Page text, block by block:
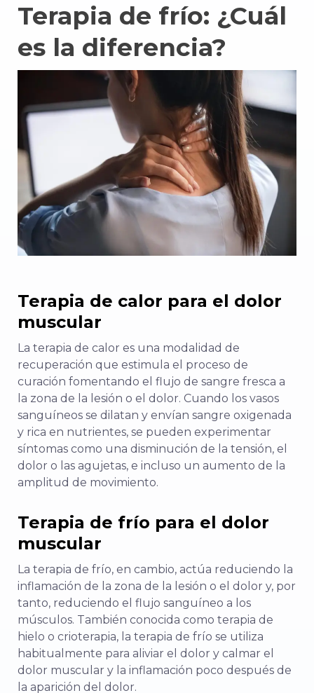
Terapia de frío: ¿Cuál
es la diferencia?
Terapia de calor para el dolor
muscular
La terapia de calor es una modalidad de
recuperación que estimula el proceso de
curación fomentando el flujo de sangre fresca a
la zona de la lesión o el dolor. Cuando los vasos
sanguíneos se dilatan y envían sangre oxigenada
y rica en nutrientes, se pueden experimentar
síntomas como una disminución de la tensión, el
dolor o las agujetas, e incluso un aumento de la
amplitud de movimiento.
Terapia de frío para el dolor
muscular
La terapia de frío, en cambio, actúa reduciendo la
inflamación de la zona de la lesión o el dolor y, por
tanto, reduciendo el flujo sanguíneo a los
músculos. También conocida como terapia de
hielo o crioterapia, la terapia de frío se utiliza
habitualmente para aliviar el dolor y calmar el
dolor muscular y la inflamación poco después de
la aparición del dolor.